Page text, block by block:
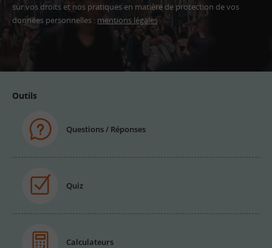
sur vos droits et nos pratiques en matière de protection de vos
données personnelles : mentions légales
Adresse
Outils
Questions / Réponses
Quiz
Calculateurs